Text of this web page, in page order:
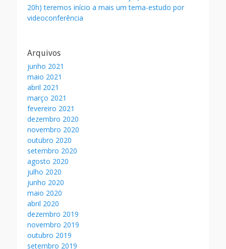
20h) teremos início a mais um tema-estudo por
videoconferência
Arquivos
junho 2021
maio 2021
abril 2021
março 2021
fevereiro 2021
dezembro 2020
novembro 2020
outubro 2020
setembro 2020
agosto 2020
julho 2020
junho 2020
maio 2020
abril 2020
dezembro 2019
novembro 2019
outubro 2019
setembro 2019